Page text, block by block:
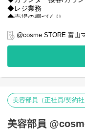
◆レジ業務
◆売場の棚づくり
◆商品発注
◆検品納品
@cosme STORE 富山
美容部員（正社員/契約社
美容部員